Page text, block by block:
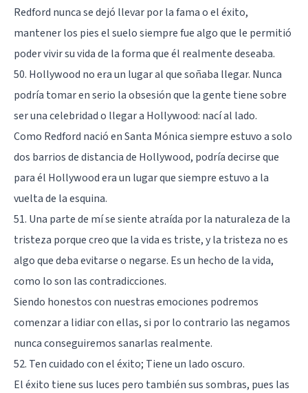
Redford nunca se dejó llevar por la fama o el éxito,
mantener los pies el suelo siempre fue algo que le permitió
poder vivir su vida de la forma que él realmente deseaba.
50. Hollywood no era un lugar al que soñaba llegar. Nunca
podría tomar en serio la obsesión que la gente tiene sobre
ser una celebridad o llegar a Hollywood: nací al lado.
Como Redford nació en Santa Mónica siempre estuvo a solo
dos barrios de distancia de Hollywood, podría decirse que
para él Hollywood era un lugar que siempre estuvo a la
vuelta de la esquina.
51. Una parte de mí se siente atraída por la naturaleza de la
tristeza porque creo que la vida es triste, y la tristeza no es
algo que deba evitarse o negarse. Es un hecho de la vida,
como lo son las contradicciones.
Siendo honestos con nuestras emociones podremos
comenzar a lidiar con ellas, si por lo contrario las negamos
nunca conseguiremos sanarlas realmente.
52. Ten cuidado con el éxito; Tiene un lado oscuro.
El éxito tiene sus luces pero también sus sombras, pues las